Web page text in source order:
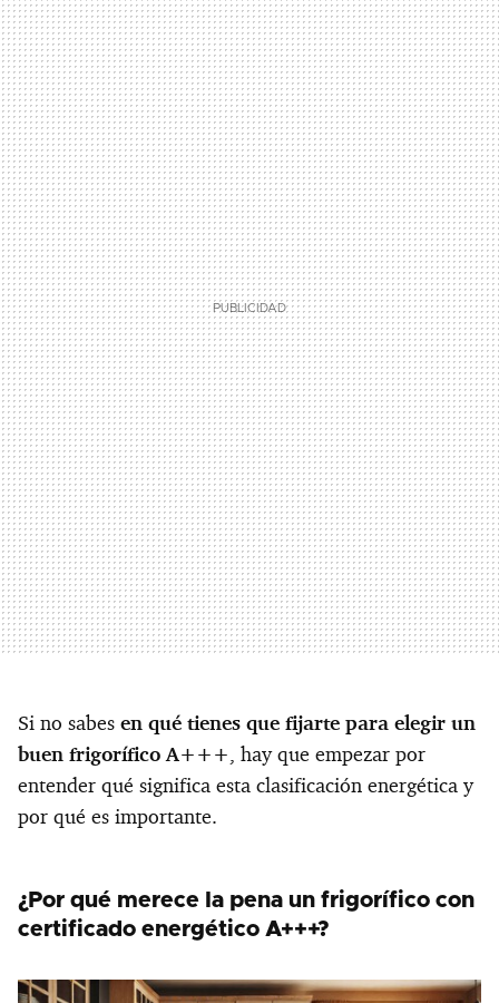
Si no sabes en qué tienes que fijarte para elegir un
buen frigorífico A+++, hay que empezar por
entender qué significa esta clasificación energética y
por qué es importante.
¿Por qué merece la pena un frigorífico con
certificado energético A+++?